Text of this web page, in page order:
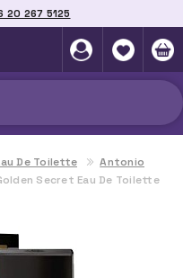
20 267 5125
De Toilette
Antonio
Secret Eau De Toilette